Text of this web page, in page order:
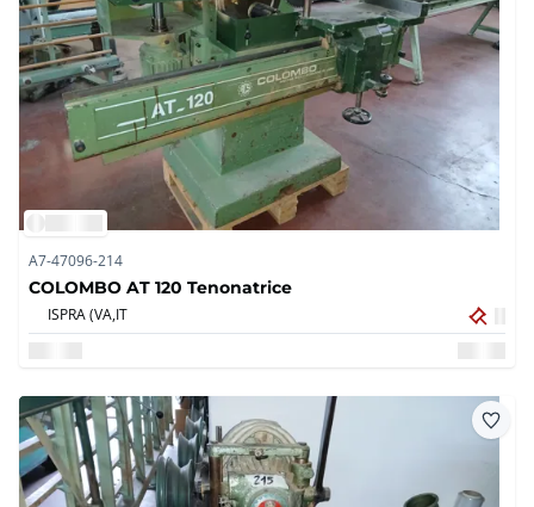
A7-47096-214
COLOMBO AT 120 Tenonatrice
ISPRA (VA,IT